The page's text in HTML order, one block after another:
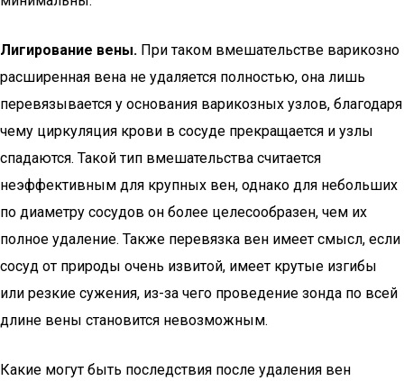
Лигирование вены. При таком вмешательстве варикозно
расширенная вена не удаляется полностью, она лишь
перевязывается у основания варикозных узлов, благодаря
чему циркуляция крови в сосуде прекращается и узлы
спадаются. Такой тип вмешательства считается
неэффективным для крупных вен, однако для небольших
по диаметру сосудов он более целесообразен, чем их
полное удаление. Также перевязка вен имеет смысл, если
сосуд от природы очень извитой, имеет крутые изгибы
или резкие сужения, из-за чего проведение зонда по всей
длине вены становится невозможным.
Какие могут быть последствия после удаления вен